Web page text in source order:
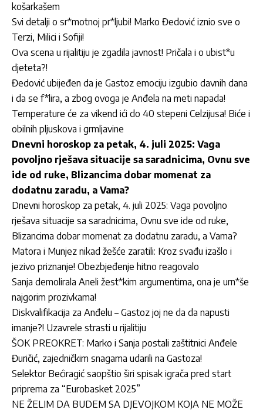
košarkašem
Svi detalji o sr*motnoj pr*ljubi! Marko Đedović iznio sve o
Terzi, Milici i Sofiji!
Ova scena u rijalitiju je zgadila javnost! Pričala i o ubist*u
djeteta?!
Đedović ubijeđen da je Gastoz emociju izgubio davnih dana
i da se f*lira, a zbog ovoga je Anđela na meti napada!
Temperature će za vikend ići do 40 stepeni Celzijusa! Biće i
obilnih pljuskova i grmljavine
Dnevni horoskop za petak, 4. juli 2025: Vaga
povoljno rješava situacije sa saradnicima, Ovnu sve
ide od ruke, Blizancima dobar momenat za
dodatnu zaradu, a Vama?
Dnevni horoskop za petak, 4. juli 2025: Vaga povoljno
rješava situacije sa saradnicima, Ovnu sve ide od ruke,
Blizancima dobar momenat za dodatnu zaradu, a Vama?
Matora i Munjez nikad žešće zaratili: Kroz svađu izašlo i
jezivo priznanje! Obezbjeđenje hitno reagovalo
Sanja demolirala Aneli žest*kim argumentima, ona je urn*še
najgorim prozivkama!
Diskvalifikacija za Anđelu – Gastoz joj ne da da napusti
imanje?! Uzavrele strasti u rijalitiju
ŠOK PREOKRET: Marko i Sanja postali zaštitnici Anđele
Đuričić, zajedničkim snagama udarili na Gastoza!
Selektor Bećiragić saopštio širi spisak igrača pred start
priprema za “Eurobasket 2025”
NE ŽELIM DA BUDEM SA DJEVOJKOM KOJA NE MOŽE